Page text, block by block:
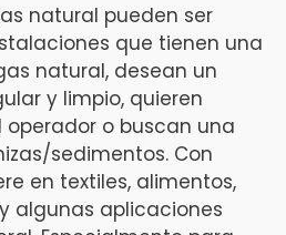
natural pueden ser
que tienen una
natural, desean un
y limpio, quieren
o buscan una
sedimentos. Con
en textiles, alimentos,
algunas aplicaciones